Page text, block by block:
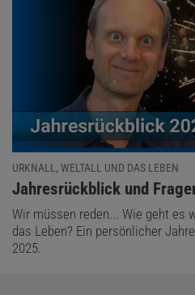
URKNALL, WELTALL UND DAS LEBEN
:
Jahresrückblick und
Wir müssen reden... Wie geht es
das Leben? Ein persönlicher
2025.